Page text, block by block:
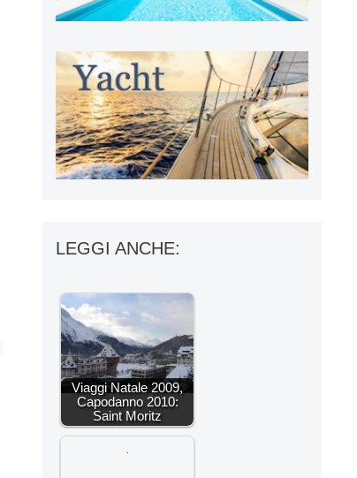
LEGGI ANCHE:
Viaggi Natale 2009,
Capodanno 2010:
Saint Moritz